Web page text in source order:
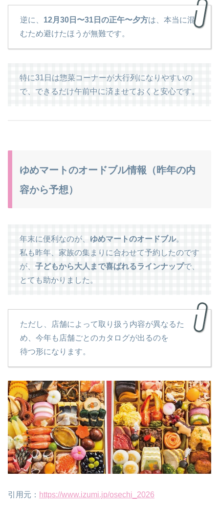
逆に、 12月30日〜31日の正午〜夕方は、本当に混
むため避けたほうが無難です。
特に31日は惣菜コーナーが大行列になりやすいの
で、できるだけ午前中に済ませておくと安心です。
ゆめマートのオードブル情報（昨年の内
容から予想）
年末に便利なのが、 ゆめマートのオードブル。
私も昨年、家族の集まりに合わせて予約したのです
が、 子どもから大人まで喜ばれるラインナップで、
とても助かりました。
ただし、店舗によって取り扱う内容が異なるた
め、今年も店舗ごとのカタログが出るのを
待つ形になります。
引用元： https://www.izumi.jp/osechi_2026